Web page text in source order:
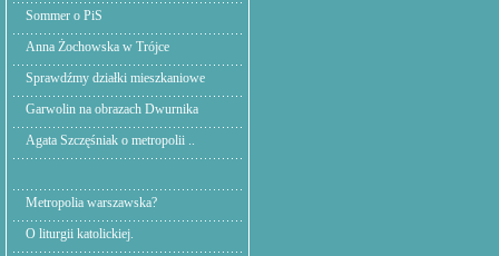
Sommer o PiS
Anna Żochowska w Trójce
Sprawdźmy działki mieszkaniowe
Garwolin na obrazach Dwurnika
Agata Szczęśniak o metropolii ..
Metropolia warszawska?
O liturgii katolickiej.